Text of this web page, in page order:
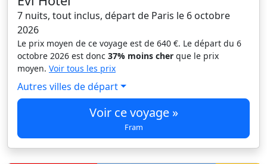
7 nuits, tout inclus, départ de Paris le 6 octobre
2026
Le prix moyen de ce voyage est de 640 €. Le départ du 6
octobre 2026 est donc 37% moins cher que le prix
moyen. Voir tous les prix
Autres villes de départ
Voir ce voyage »
Fram